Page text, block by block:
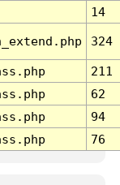
14
324
211
62
94
76